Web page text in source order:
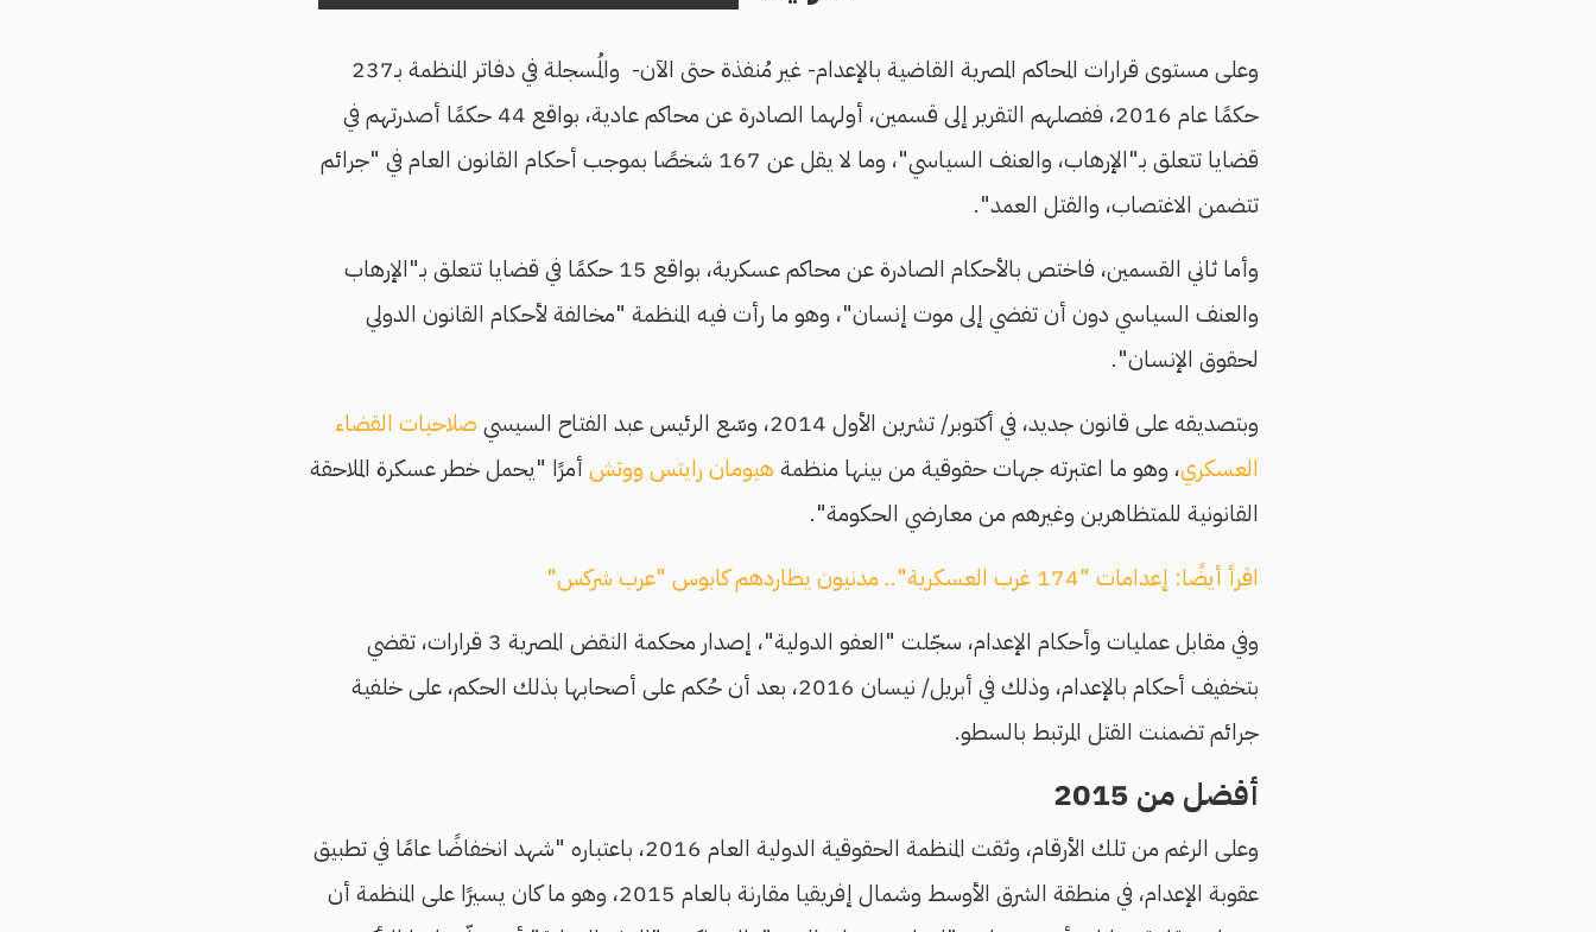
وعلى مستوى قرارات المحاكم المصرية القاضية بالإعدام- غير مُنفذة حتى الآن- والمُسجلة في دفاتر المنظمة بـ237
حكمًا عام 2016، ففصلهم التقرير إلى قسمين، أولهما الصادرة عن محاكم عادية، بواقع 44 حكمًا أصدرتهم في
قضايا تتعلق بـ"الإرهاب، والعنف السياسي"، وما لا يقل عن 167 شخصًا بموجب أحكام القانون العام في "جرائم
تتضمن الاغتصاب، والقتل العمد".
وأما ثاني القسمين، فاختص بالأحكام الصادرة عن محاكم عسكرية، بواقع 15 حكمًا في قضايا تتعلق بـ"الإرهاب
والعنف السياسي دون أن تفضي إلى موت إنسان"، وهو ما رأت فيه المنظمة "مخالفة لأحكام القانون الدولي
لحقوق الإنسان".
وبتصديقه على قانون جديد، في أكتوبر/ تشرين الأول 2014، وسّع الرئيس عبد الفتاح السيسي
صلاحيات القضاء
العسكري، وهو ما اعتبرته جهات حقوقية من بينها منظمة هيومان رايتس ووتشأمرًا "يحمل خطر عسكرة الملاحقة
القانونية للمتظاهرين وغيرهم من معارضي الحكومة".
اقرأ أيضًا: إعدامات "174 غرب العسكرية".. مدنيون يطاردهم كابوس "عرب شركس"
وفي مقابل عمليات وأحكام الإعدام، سجّلت "العفو الدولية"، إصدار محكمة النقض المصرية 3 قرارات، تقضي
بتخفيف أحكام بالإعدام، وذلك في أبريل/ نيسان 2016، بعد أن حُكم على أصحابها بذلك الحكم، على خلفية
جرائم تضمنت القتل المرتبط بالسطو.
أفضل من 2015
وعلى الرغم من تلك الأرقام، وثقت المنظمة الحقوقية الدولية العام 2016، باعتباره "شهد انخفاضًا عامًا في تطبيق
عقوبة الإعدام، في منطقة الشرق الأوسط وشمال إفريقيا مقارنة بالعام 2015، وهو ما كان يسيرًا على المنظمة أن